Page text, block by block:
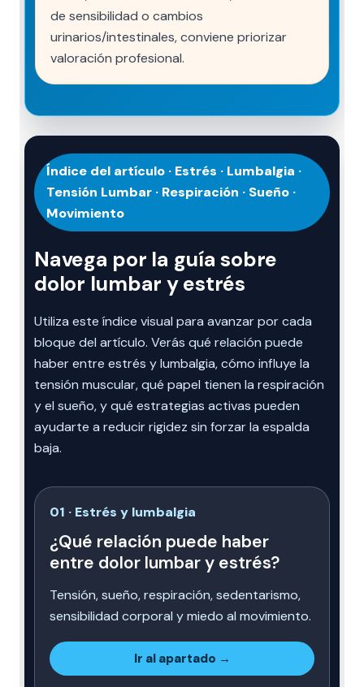
de sensibilidad o cambios
urinarios/intestinales, conviene priorizar
valoración profesional.
Índice del artículo · Estrés · Lumbalgia ·
Tensión Lumbar · Respiración · Sueño ·
Movimiento
Navega por la guía sobre
dolor lumbar y estrés
Utiliza este índice visual para avanzar por cada
bloque del artículo. Verás qué relación puede
haber entre estrés y lumbalgia, cómo influye la
tensión muscular, qué papel tienen la respiración
y el sueño, y qué estrategias activas pueden
ayudarte a reducir rigidez sin forzar la espalda
baja.
01 · Estrés y lumbalgia
¿Qué relación puede haber
entre dolor lumbar y estrés?
Tensión, sueño, respiración, sedentarismo,
sensibilidad corporal y miedo al movimiento.
Ir al apartado →